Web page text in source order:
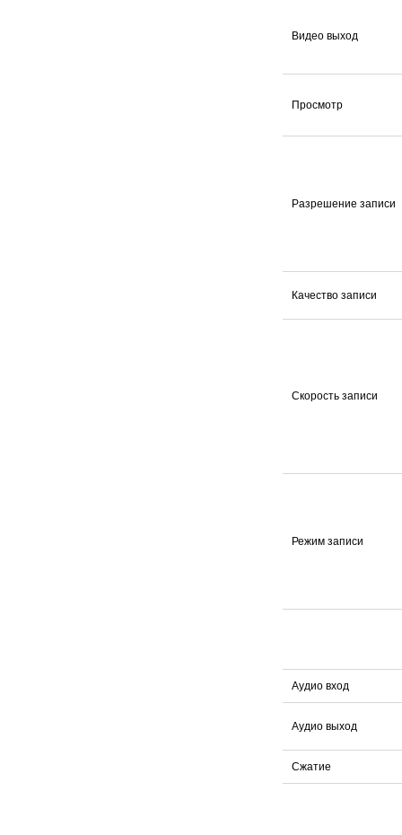
Видео выход
Просмотр
Разрешение записи
Качество записи
Скорость записи
Режим записи
Аудио вход
Аудио выход
Сжатие